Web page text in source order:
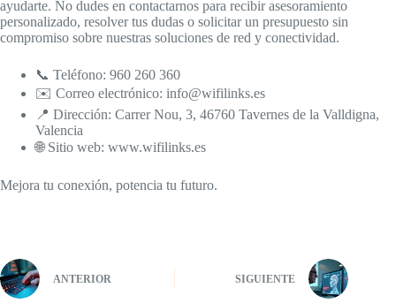
ayudarte. No dudes en contactarnos para recibir asesoramiento
personalizado, resolver tus dudas o solicitar un presupuesto sin
compromiso sobre nuestras soluciones de red y conectividad.
📞 Teléfono: 960 260 360
✉️ Correo electrónico: info@wifilinks.es
📍 Dirección: Carrer Nou, 3, 46760 Tavernes de la Valldigna,
Valencia
🌐 Sitio web: www.wifilinks.es
Mejora tu conexión, potencia tu futuro.
ANTERIOR SIGUIENTE